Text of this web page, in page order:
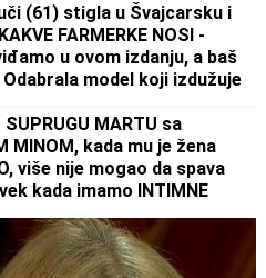
(61) stigla u Švajcarsku i
FARMERKE NOSI -
u ovom izdanju, a baš
model koji izdužuje
MARTU sa
MINOM, kada mu je žena
više nije mogao da spava
kada imamo INTIMNE
zamišljam...", posle NJENE
u očaj